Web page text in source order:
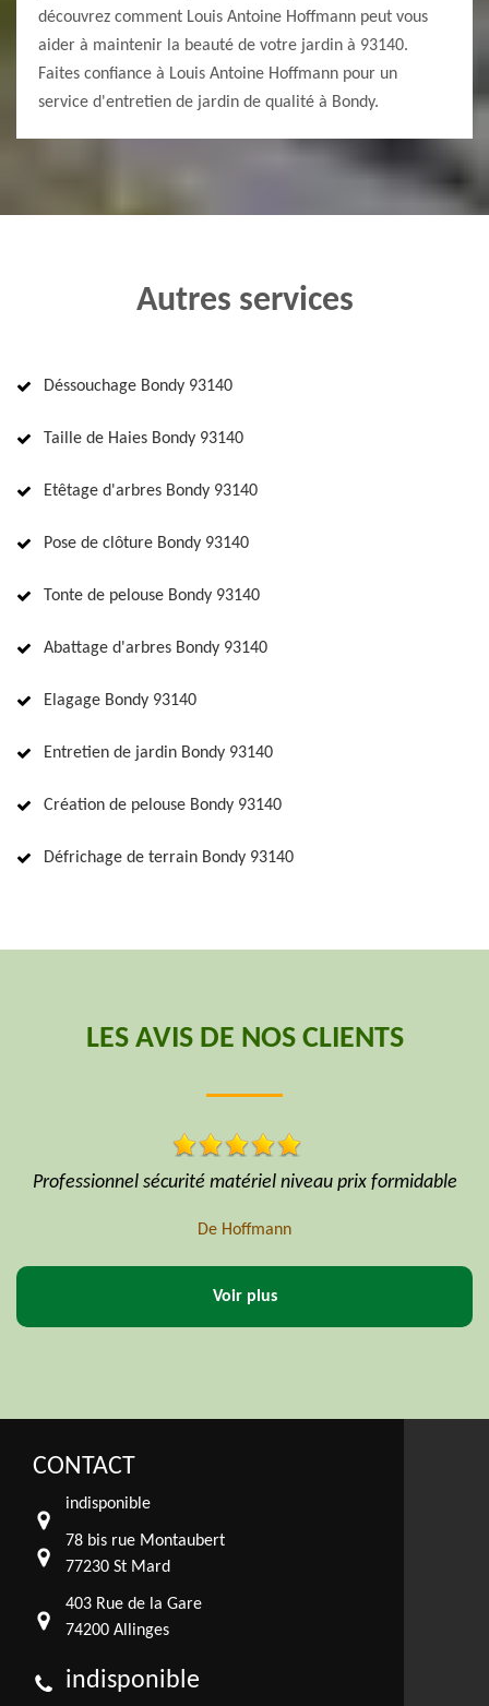
découvrez comment Louis Antoine Hoffmann peut vous
aider à maintenir la beauté de votre jardin à 93140.
Faites confiance à Louis Antoine Hoffmann pour un
service d'entretien de jardin de qualité à Bondy.
Autres services
Déssouchage Bondy 93140
Taille de Haies Bondy 93140
Etêtage d'arbres Bondy 93140
Pose de clôture Bondy 93140
Tonte de pelouse Bondy 93140
Abattage d'arbres Bondy 93140
Elagage Bondy 93140
Entretien de jardin Bondy 93140
Création de pelouse Bondy 93140
Défrichage de terrain Bondy 93140
LES AVIS DE NOS CLIENTS
Avec assurance AXA
De Professionnel
Voir plus
CONTACT
indisponible
78 bis rue Montaubert
77230 St Mard
403 Rue de la Gare
74200 Allinges
indisponible